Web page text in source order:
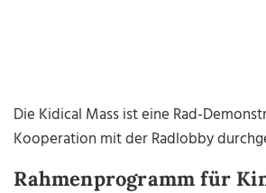
Die Kidical Mass ist eine Rad-
Kooperation mit der Radlobby
Rahmenprogramm für